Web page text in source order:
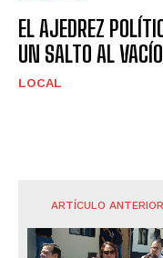
EL AJEDREZ
UN SALTO AL
LOCAL
ARTÍCULO ANTERIOR